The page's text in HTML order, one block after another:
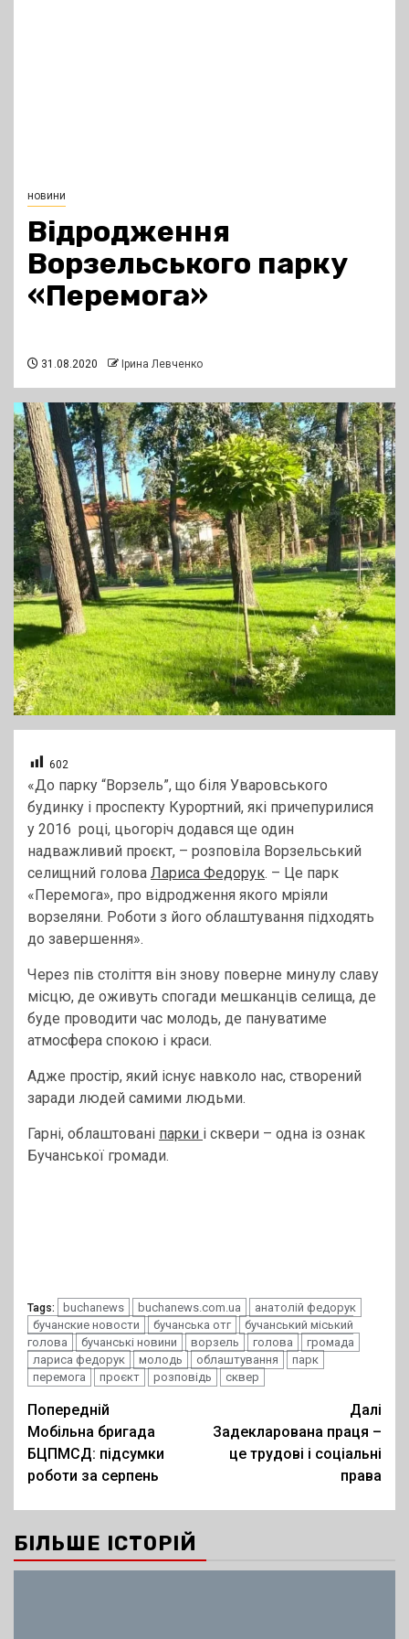
новини
Відродження
Ворзельського парку
«Перемога»
31.08.2020 Ірина Левченко
602
«До парку “Ворзель”, що біля Уваровського
будинку і проспекту Курортний, які причепурилися
у 2016 році, цьогоріч додався ще один
надважливий проєкт, – розповіла Ворзельський
селищний голова Лариса Федорук. – Це парк
«Перемога», про відродження якого мріяли
ворзеляни. Роботи з його облаштування підходять
до завершення».
Через пів століття він знову поверне минулу славу
місцю, де оживуть спогади мешканців селища, де
буде проводити час молодь, де пануватиме
атмосфера спокою і краси.
Адже простір, який існує навколо нас, створений
заради людей самими людьми.
Гарні, облаштовані парки і сквери – одна із ознак
Бучанської громади.
Tags: buchanews buchanews.com.ua
анатолій федорук
бучанские новости
бучанська отг
бучанський міський
голова
бучанські новини ворзель голова
громада
лариса федорук
молодь облаштування
парк
перемога
проєкт розповідь сквер
Post
navigation
Попередній
Мобільна бригада
БЦПМСД: підсумки
роботи за серпень
Далі
Задекларована праця –
це трудові і соціальні
права
БІЛЬШЕ ІСТОРІЙ